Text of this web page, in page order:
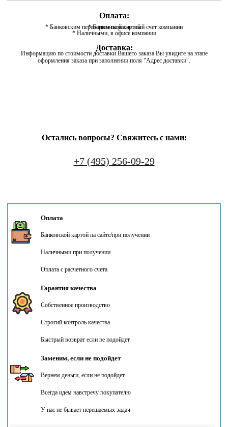
Оплата:
* Банковским переводом на расчетный счет компании
* Банковской картой
* Наличными, в офисе компании
Доставка:
Информацию по стоимости доставки Вашего заказа Вы увидите на этапе
оформления заказа при заполнении поля "Адрес доставки".
Остались вопросы? Свяжитесь с нами:
+7 (495) 256-09-29
Оплата
Банковской картой на сайте/при получении
Наличными при получении
Оплата с расчетного счета
Гарантия качества
Собственное производство
Строгий контроль качества
Быстрый возврат если не подойдет
Заменим, если не подойдет
Вернем деньги, если не подойдет
Всегда идем навстречу покупателю
У нас не бывает нерешаемых задач